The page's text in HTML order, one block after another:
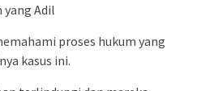
yang Adil
proses hukum yang
kasus ini.